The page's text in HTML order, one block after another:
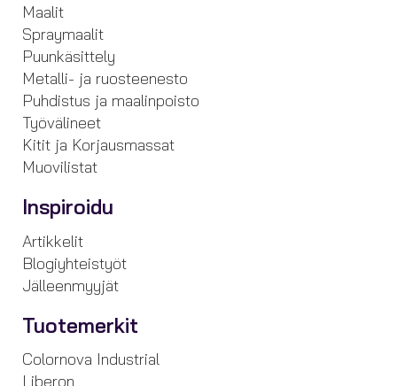
Maalit
Spraymaalit
Puunkäsittely
Metalli- ja ruosteenesto
Puhdistus ja maalinpoisto
Työvälineet
Kitit ja Korjausmassat
Muovilistat
Inspiroidu
Artikkelit
Blogiyhteistyöt
Jälleenmyyjät
Tuotemerkit
Colornova Industrial
Liberon